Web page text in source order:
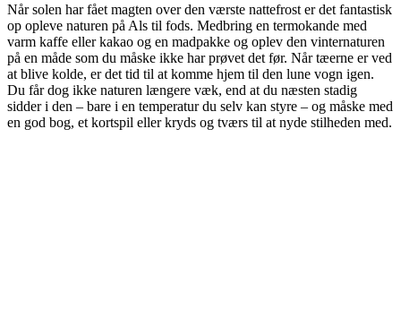
Når solen har fået magten over den værste nattefrost er det fantastisk
op opleve naturen på Als til fods. Medbring en termokande med
varm kaffe eller kakao og en madpakke og oplev den vinternaturen
på en måde som du måske ikke har prøvet det før. Når tæerne er ved
at blive kolde, er det tid til at komme hjem til den lune vogn igen.
Du får dog ikke naturen længere væk, end at du næsten stadig
sidder i den – bare i en temperatur du selv kan styre – og måske med
en god bog, et kortspil eller kryds og tværs til at nyde stilheden med.